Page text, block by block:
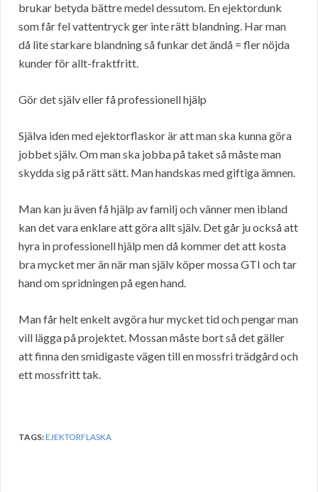
brukar betyda bättre medel dessutom. En ejektordunk
som får fel vattentryck ger inte rätt blandning. Har man
då lite starkare blandning så funkar det ändå = fler nöjda
kunder för allt-fraktfritt.
Gör det själv eller få professionell hjälp
Själva iden med ejektorflaskor är att man ska kunna göra
jobbet själv. Om man ska jobba på taket så måste man
skydda sig på rätt sätt. Man handskas med giftiga ämnen.
Man kan ju även få hjälp av familj och vänner men ibland
kan det vara enklare att göra allt själv. Det går ju också att
hyra in professionell hjälp men då kommer det att kosta
bra mycket mer än när man själv köper mossa GTI och tar
hand om spridningen på egen hand.
Man får helt enkelt avgöra hur mycket tid och pengar man
vill lägga på projektet. Mossan måste bort så det gäller
att finna den smidigaste vägen till en mossfri trädgård och
ett mossfritt tak.
TAGS:EJEKTORFLASKA